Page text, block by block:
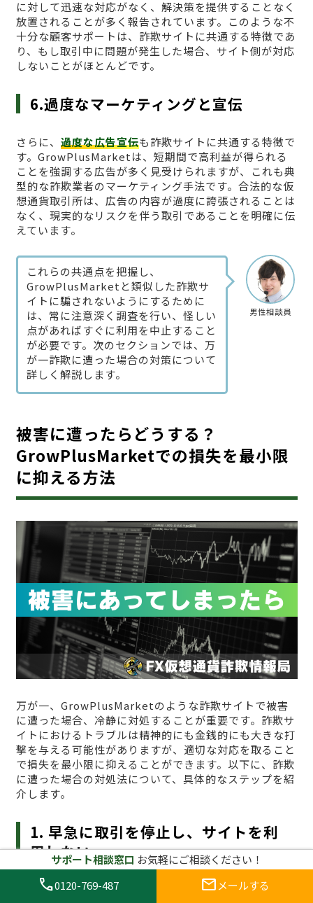
に対して迅速な対応がなく、解決策を提供することなく
放置されることが多く報告されています。このような不
十分な顧客サポートは、詐欺サイトに共通する特徴であ
り、もし取引中に問題が発生した場合、サイト側が対応
しないことがほとんどです。
6.過度なマーケティングと宣伝
さらに、 過度な広告宣伝も詐欺サイトに共通する特徴で
す。GrowPlusMarketは、短期間で高利益が得られる
ことを強調する広告が多く見受けられますが、これも典
型的な詐欺業者のマーケティング手法です。合法的な仮
想通貨取引所は、広告の内容が過度に誇張されることは
なく、現実的なリスクを伴う取引であることを明確に伝
えています。
男性相談員
これらの共通点を把握し、
GrowPlusMarketと類似した詐欺サ
イトに騙されないようにするために
は、常に注意深く調査を行い、怪しい
点があればすぐに利用を中止すること
が必要です。次のセクションでは、万
が一詐欺に遭った場合の対策について
詳しく解説します。
被害に遭ったらどうする？
GrowPlusMarketでの損失を最小限
に抑える方法
万が一、GrowPlusMarketのような詐欺サイトで被害
に遭った場合、冷静に対処することが重要です。詐欺サ
イトにおけるトラブルは精神的にも金銭的にも大きな打
撃を与える可能性がありますが、適切な対応を取ること
で損失を最小限に抑えることができます。以下に、詐欺
に遭った場合の対処法について、具体的なステップを紹
介します。
1. 早急に取引を停止し、サイトを利
用しない
まず最初にすべきことは、
すぐに取引を停止し、
サポート相談窓口 お気軽にご相談ください！
call0120-769-487 mail メールする